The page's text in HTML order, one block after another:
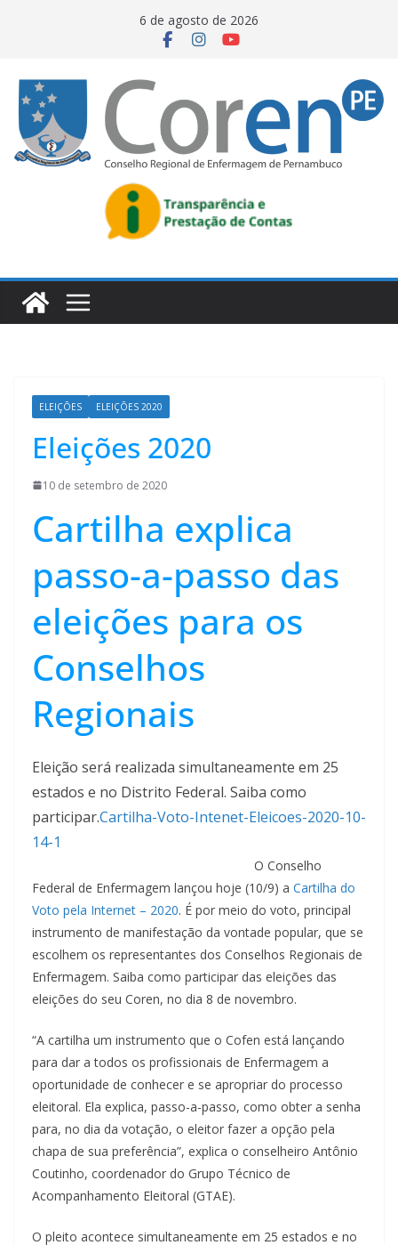
6 de agosto de 2026
ELEIÇÕES ELEIÇÕES 2020
Eleições 2020
10 de setembro de 2020
Cartilha explica
passo-a-passo das
eleições para os
Conselhos
Regionais
Eleição será realizada simultaneamente em 25
estados e no Distrito Federal. Saiba como
participar.Cartilha-Voto-Intenet-Eleicoes-2020-10-
14-1
O Conselho
Federal de Enfermagem lançou hoje (10/9) a Cartilha do
Voto pela Internet – 2020. É por meio do voto, principal
instrumento de manifestação da vontade popular, que se
escolhem os representantes dos Conselhos Regionais de
Enfermagem. Saiba como participar das eleições das
eleições do seu Coren, no dia 8 de novembro.
“A cartilha um instrumento que o Cofen está lançando
para dar a todos os profissionais de Enfermagem a
oportunidade de conhecer e se apropriar do processo
eleitoral. Ela explica, passo-a-passo, como obter a senha
para, no dia da votação, o eleitor fazer a opção pela
chapa de sua preferência”, explica o conselheiro Antônio
Coutinho, coordenador do Grupo Técnico de
Acompanhamento Eleitoral (GTAE).
O pleito acontece simultaneamente em 25 estados e no